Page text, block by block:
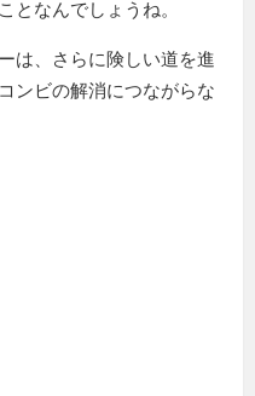
となんでしょうね。
は、さらに険しい道を進
ンビの解消につながらな